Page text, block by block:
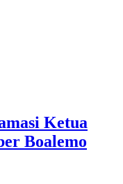
Ketua
Boalemo